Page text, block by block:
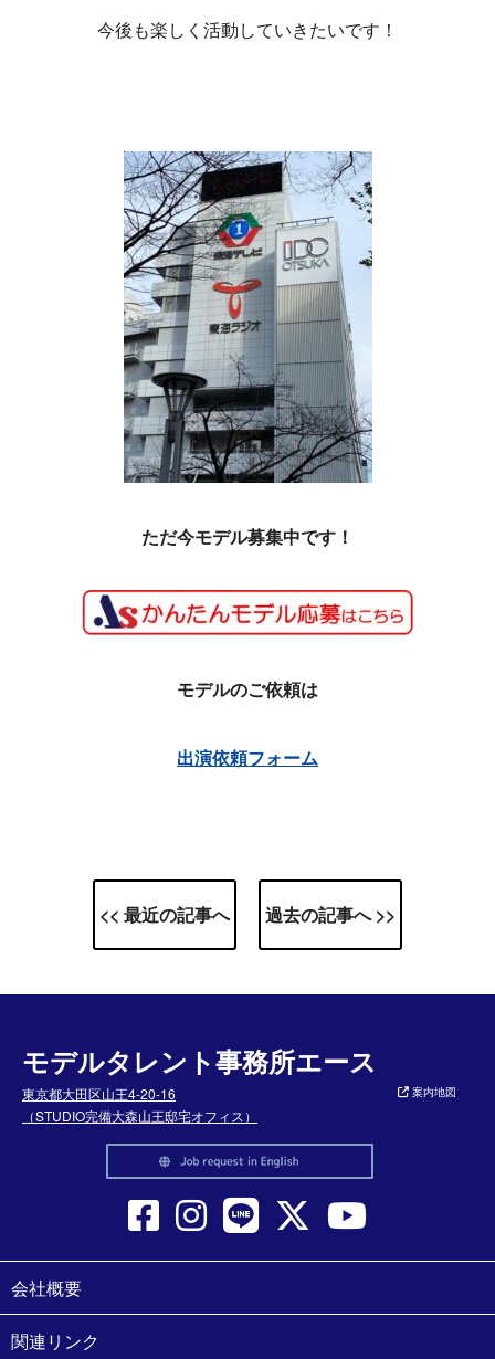
今後も楽しく活動していきたいです！
ただ今モデル募集中です！
モデルのご依頼は
出演依頼フォーム
<< 最近の記事へ 過去の記事へ >>
モデルタレント事務所エース
東京都大田区山王4-20-16
（STUDIO完備大森山王邸宅オフィス）
案内地図
会社概要
関連リンク